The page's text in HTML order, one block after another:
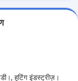
हुटिंग इंडस्ट्रीज़।